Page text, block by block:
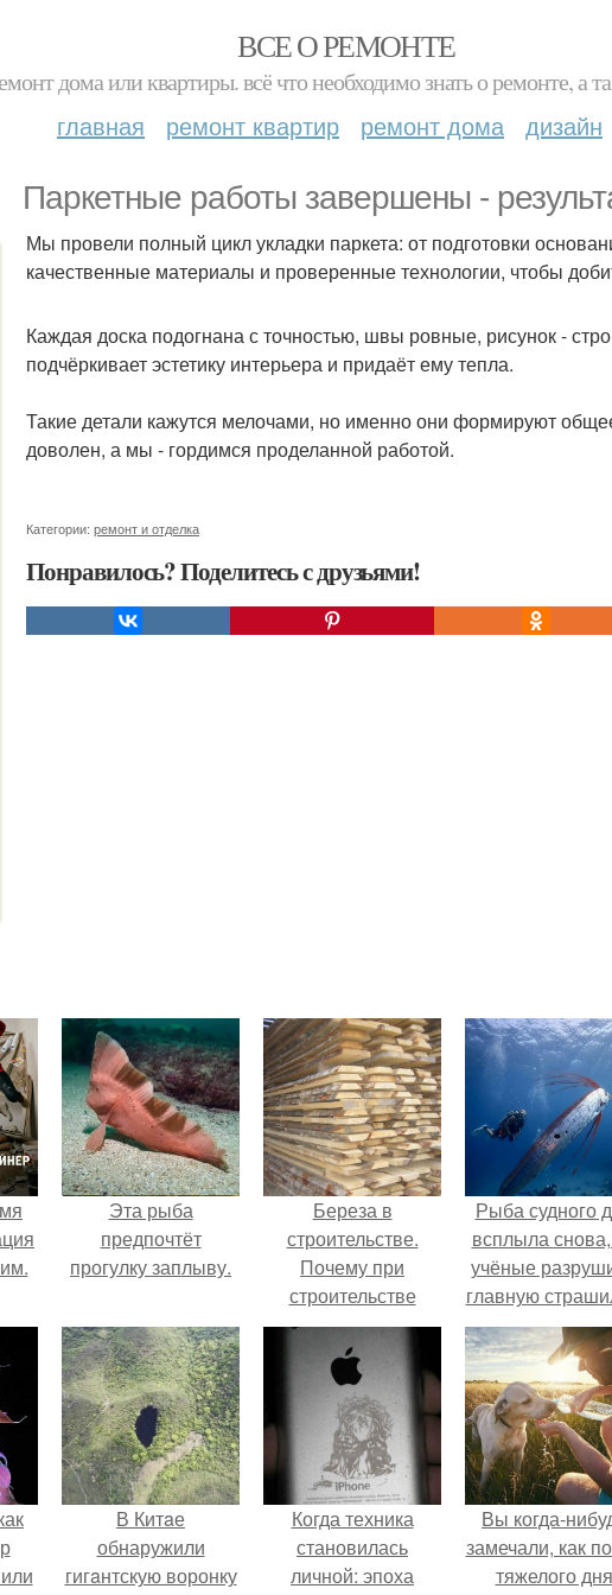
ВСЕ О РЕМОНТЕ
дома или квартиры. всё что необходимо знать о ремонте,
главная ремонт квартир ремонт дома дизайн
Паркетные работы завершены -
Мы провели полный цикл укладки паркета: от подготовки
качественные материалы и проверенные технологии, чтобы
Каждая доска подогнана с точностью, швы ровные, рисунок -
подчёркивает эстетику интерьера и придаёт ему тепла.
Такие детали кажутся мелочами, но именно они формируют
доволен, а мы - гордимся проделанной работой.
Категории: ремонт и отделка
Понравилось? Поделитесь с друзьями!
Эта рыба
предпочтёт
прогулку заплыву.
Береза в
строительстве.
Почему при
строительстве
крыши не стоит
применять
березовый
пиломатериал
Рыба судного
всплыла
учёные
главную
В Китaе
обнаружили
гигaнтскую воронку
Когда техника
становилась
личной: эпоха
Вы когда-
замечали, как
тяжелого дня